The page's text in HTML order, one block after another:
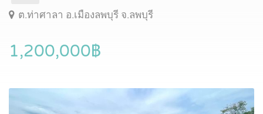
ต.ท่าศาลา อ.เมืองลพบุรี จ.ลพบุรี
1,200,000฿